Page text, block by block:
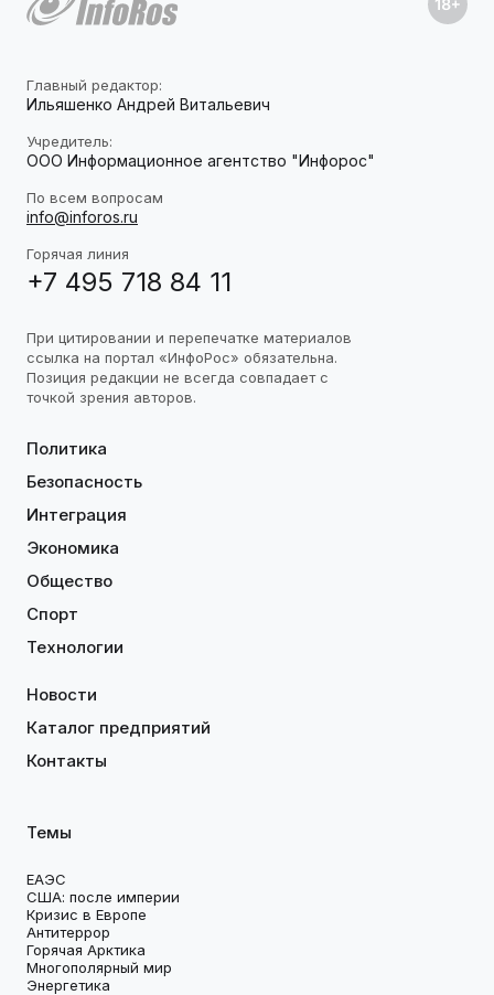
Главный редактор:
Ильяшенко Андрей Витальевич
Учредитель:
ООО Информационное агентство "Инфорос"
По всем вопросам
info@inforos.ru
Горячая линия
+7 495 718 84 11
При цитировании и перепечатке материалов
ссылка на портал «ИнфоРос» обязательна.
Позиция редакции не всегда совпадает с
точкой зрения авторов.
Политика
Безопасность
Интеграция
Экономика
Общество
Спорт
Технологии
Новости
Каталог предприятий
Контакты
Темы
ЕАЭС
США: после империи
Кризис в Европе
Антитеррор
Горячая Арктика
Многополярный мир
Энергетика